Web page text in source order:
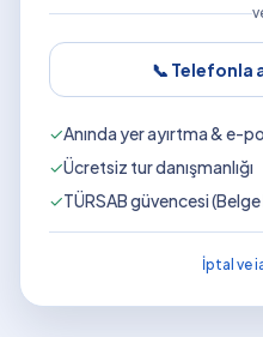
📞 Telefonla
✓Anında yer ayırtma & e-
✓Ücretsiz tur danışmanlığı
✓TÜRSAB güvencesi
İptal ve